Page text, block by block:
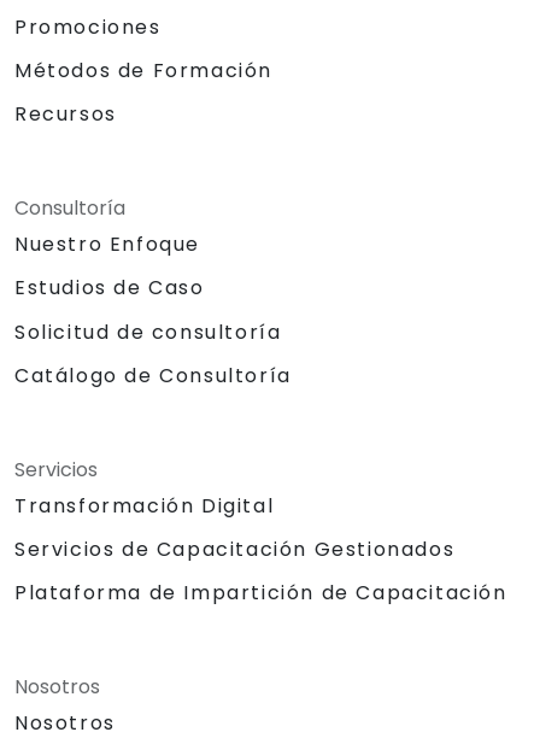
Promociones
Métodos de Formación
Recursos
Consultoría
Nuestro Enfoque
Estudios de Caso
Solicitud de consultoría
Catálogo de Consultoría
Servicios
Transformación Digital
Servicios de Capacitación Gestionados
Plataforma de Impartición de Capacitación
Nosotros
Nosotros